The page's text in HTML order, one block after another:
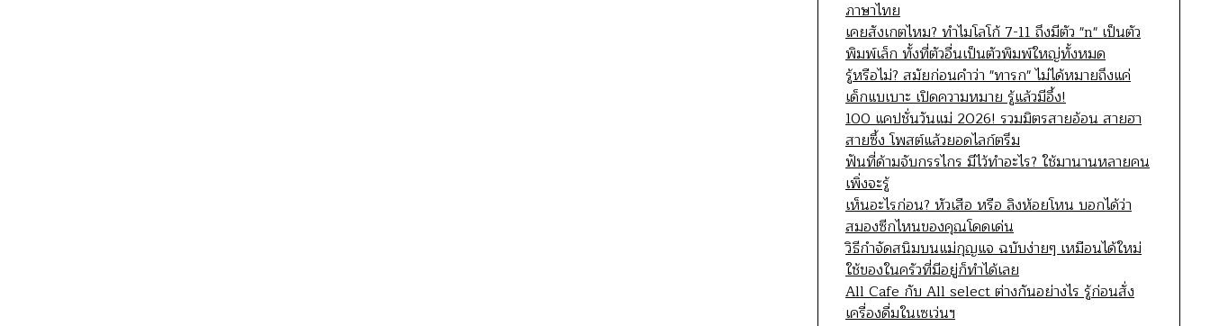
ภาษาไทย
เคยสังเกตไหม? ทำไมโลโก้ 7-11 ถึงมีตัว "n" เป็นตัว
พิมพ์เล็ก ทั้งที่ตัวอื่นเป็นตัวพิมพ์ใหญ่ทั้งหมด
รู้หรือไม่? สมัยก่อนคำว่า "ทารก" ไม่ได้หมายถึงแค่
เด็กแบเบาะ เปิดความหมาย รู้แล้วมีอึ้ง!
100 แคปชั่นวันแม่ 2026! รวมมิตรสายอ้อน สายฮา
สายซึ้ง โพสต์แล้วยอดไลก์ตรึม
ฟันที่ด้ามจับกรรไกร มีไว้ทำอะไร? ใช้มานานหลายคน
เพิ่งจะรู้
เห็นอะไรก่อน? หัวเสือ หรือ ลิงห้อยโหน บอกได้ว่า
สมองซีกไหนของคุณโดดเด่น
วิธีกำจัดสนิมบนแม่กุญแจ ฉบับง่ายๆ เหมือนได้ใหม่
ใช้ของในครัวที่มีอยู่ก็ทำได้เลย
All Cafe กับ All select ต่างกันอย่างไร รู้ก่อนสั่ง
เครื่องดื่มในเซเว่นฯ